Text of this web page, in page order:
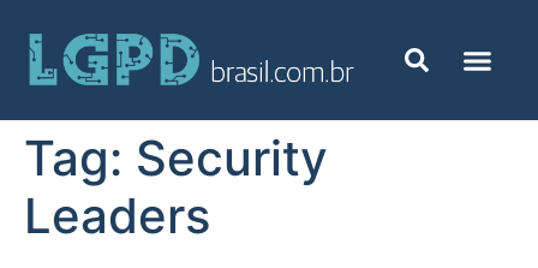
Tag: Security
Leaders